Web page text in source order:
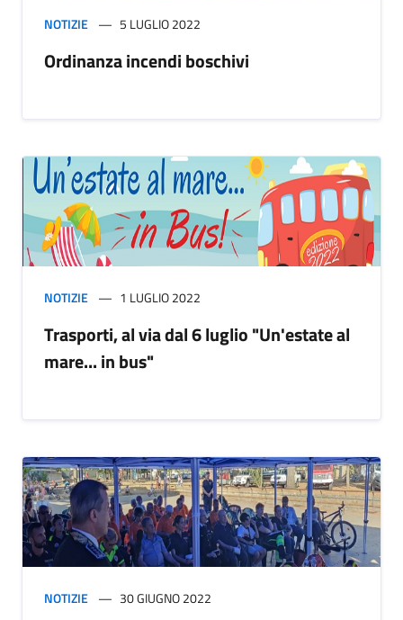
NOTIZIE 5 LUGLIO 2022
Ordinanza incendi boschivi
NOTIZIE 1 LUGLIO 2022
Trasporti, al via dal 6 luglio "Un'estate al
mare... in bus"
NOTIZIE 30 GIUGNO 2022